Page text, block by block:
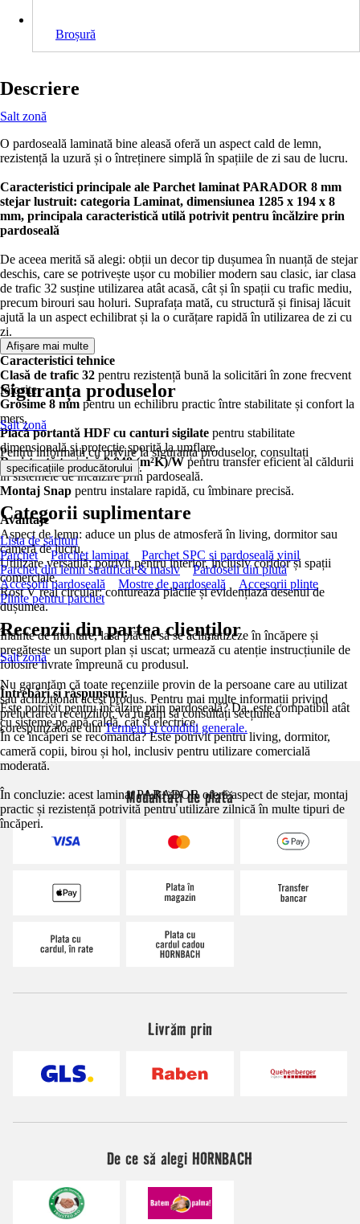
Broșură
Descriere
Salt zonă
O pardoseală laminată bine aleasă oferă un aspect cald de lemn,
rezistență la uzură și o întreținere simplă în spațiile de zi sau de lucru.
Caracteristici principale ale Parchet laminat PARADOR 8 mm
stejar lustruit: categoria Laminat, dimensiunea 1285 x 194 x 8
mm, principala caracteristică utilă potrivit pentru încălzire prin
pardoseală
De aceea merită să alegi: obții un decor tip dușumea în nuanță de stejar
deschis, care se potrivește ușor cu mobilier modern sau clasic, iar clasa
de trafic 32 susține utilizarea atât acasă, cât și în spații cu trafic mediu,
precum birouri sau holuri. Suprafața mată, cu structură și finisaj lăcuit
ajută la un aspect echilibrat și la o curățare rapidă în utilizarea de zi cu
zi.
Caracteristici tehnice
Clasă de trafic 32 pentru rezistență bună la solicitări în zone frecvent
folosite.
Grosime 8 mm pentru un echilibru practic între stabilitate și confort la
mers.
Placă portantă HDF cu canturi sigilate pentru stabilitate
dimensională și protecție sporită la umflare.
Rezistență termică 0,048 (m²K)/W pentru transfer eficient al căldurii
în sistemele de încălzire prin pardoseală.
Montaj Snap pentru instalare rapidă, cu îmbinare precisă.
Avantaje
Aspect de lemn: aduce un plus de atmosferă în living, dormitor sau
cameră de lucru.
Utilizare versatilă: potrivit pentru interior, inclusiv coridor și spații
comerciale.
Rost V real circular: conturează plăcile și evidențiază desenul de
dușumea.
Înainte de montare, lasă plăcile să se aclimatizeze în încăpere și
pregătește un suport plan și uscat; urmează cu atenție instrucțiunile de
folosire livrate împreună cu produsul.
Întrebări și răspunsuri:
Este potrivit pentru încălzire prin pardoseală? Da, este compatibil atât
cu sisteme pe apă caldă, cât și electrice.
În ce încăperi se recomandă? Este potrivit pentru living, dormitor,
cameră copii, birou și hol, inclusiv pentru utilizare comercială
moderată.
În concluzie: acest laminat PARADOR oferă aspect de stejar, montaj
practic și rezistență potrivită pentru utilizare zilnică în multe tipuri de
încăperi.
Afișare mai multe
Siguranța produselor
Salt zonă
Pentru informații cu privire la siguranța produselor, consultați
specificațiile producătorului .
Categorii suplimentare
Lista de sărituri
Parchet
Parchet laminat
Parchet SPC si pardoseală vinil
Parchet din lemn stratificat & masiv
Pardoseli din plută
Accesorii pardoseală
Mostre de pardoseală
Accesorii plinte
Plinte pentru parchet
Recenzii din partea clienților
Salt zonă
Nu garantăm că toate recenziile provin de la persoane care au utilizat
sau achiziționat acest produs. Pentru mai multe informații privind
prelucrarea recenziilor, vă rugăm să consultați secțiunea
corespunzătoare dinTermeni și condiții generale.
Modalități de plată
Livrăm prin
De ce să alegi HORNBACH